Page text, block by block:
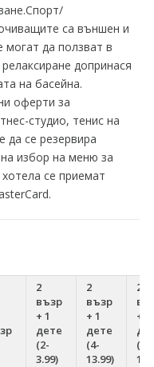
са външен и
могат да ползват в
допринася
на басейна.
оферти за
студио, тенис на
се резервира
избор на меню за
се приемат
2
възр
+ 1
дете
(2-
3.99)
2
възр
+ 1
дете
(4-
13.99)
2
+ 1
(0-